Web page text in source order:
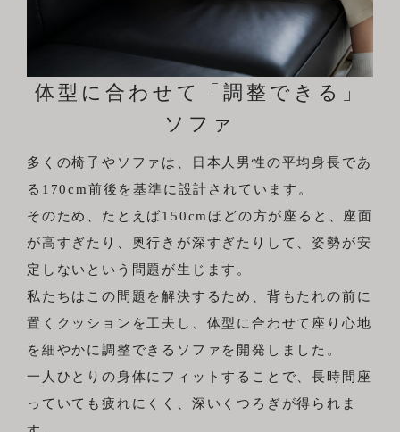
体型に合わせて「調整できる」
ソファ
多くの椅子やソファは、日本人男性の平均身長であ
る170cm前後を基準に設計されています。
そのため、たとえば150cmほどの方が座ると、座面
が高すぎたり、奥行きが深すぎたりして、姿勢が安
定しないという問題が生じます。
私たちはこの問題を解決するため、背もたれの前に
置くクッションを工夫し、体型に合わせて座り心地
を細やかに調整できるソファを開発しました。
一人ひとりの身体にフィットすることで、長時間座
っていても疲れにくく、深いくつろぎが得られま